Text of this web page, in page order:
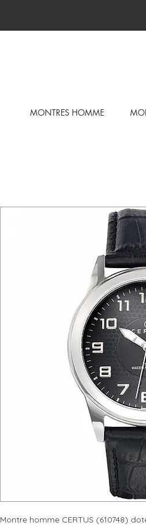
MONTRES HOMME
Montre homme CERTUS (610748)